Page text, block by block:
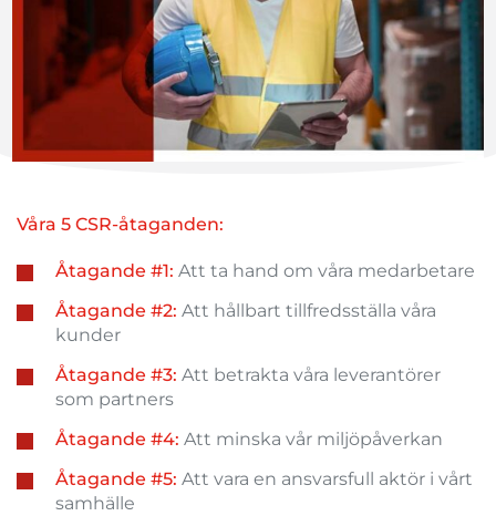
Våra 5 CSR-åtaganden:
Åtagande #1: Att ta hand om våra medarbetare
Åtagande #2: Att hållbart tillfredsställa våra
kunder
Åtagande #3: Att betrakta våra leverantörer
som partners
Åtagande #4: Att minska vår miljöpåverkan
Åtagande #5: Att vara en ansvarsfull aktör i vårt
samhälle